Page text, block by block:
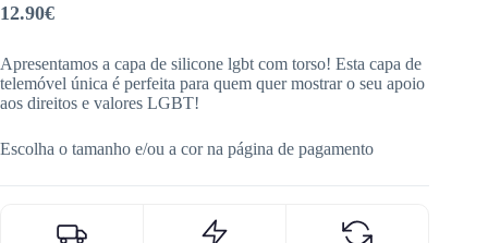
12.90€
Apresentamos a capa de silicone lgbt com torso! Esta capa de
telemóvel única é perfeita para quem quer mostrar o seu apoio
aos direitos e valores LGBT!
Escolha o tamanho e/ou a cor na página de pagamento